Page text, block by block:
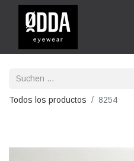
Todos los productos 8254